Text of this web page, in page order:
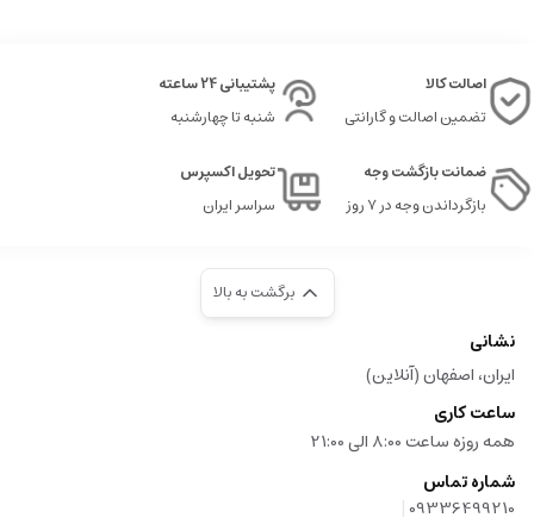
اصالت کالا
تضمین اصالت و گارانتی
پشتیبانی 24 ساعته
شنبه تا چهارشنبه
ضمانت بازگشت وجه
بازگرداندن وجه در ۷ روز
تحویل اکسپرس
سراسر ایران
برگشت به بالا
نشانی
ایران، اصفهان (آنلاین)
ساعت کاری
همه روزه ساعت 8:00 الی 21:00
شماره تماس
09336499210
|